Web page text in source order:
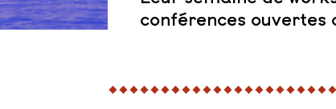
conférences ouvertes